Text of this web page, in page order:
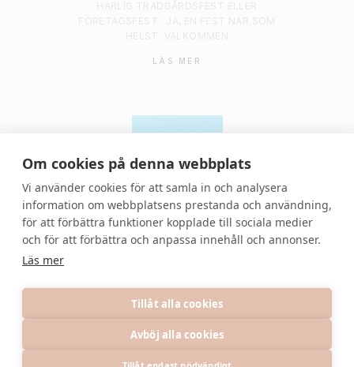
Om cookies på denna webbplats
Vi använder cookies för att samla in och analysera
information om webbplatsens prestanda och användning,
för att förbättra funktioner kopplade till sociala medier
och för att förbättra och anpassa innehåll och annonser.
Läs mer
Tillåt alla cookies
Avböj alla cookies
Tillåt endast nödvändigt
LÄS MER
© 2021 Denvackrafesten | All rights reserved.
PRIVACY POLICY TERMS INFORMATION